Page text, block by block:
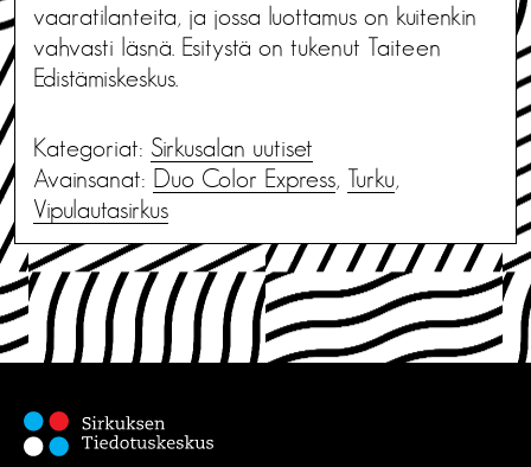
vaaratilanteita, ja jossa luottamus on kuitenkin
vahvasti läsnä. Esitystä on tukenut Taiteen
Edistämiskeskus.
Kategoriat: Sirkusalan uutiset
Avainsanat: Duo Color Express, Turku,
Vipulautasirkus